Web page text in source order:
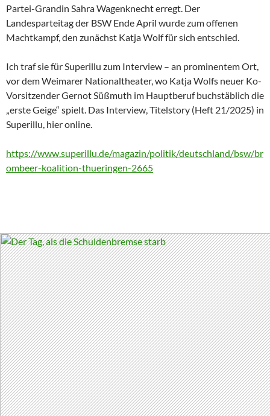
Partei-Grandin Sahra Wagenknecht erregt. Der
Landesparteitag der BSW Ende April wurde zum offenen
Machtkampf, den zunächst Katja Wolf für sich entschied.
Ich traf sie für Superillu zum Interview – an prominentem Ort,
vor dem Weimarer Nationaltheater, wo Katja Wolfs neuer Ko-
Vorsitzender Gernot Süßmuth im Hauptberuf buchstäblich die
„erste Geige“ spielt. Das Interview, Titelstory (Heft 21/2025) in
Superillu, hier online.
https://www.superillu.de/magazin/politik/deutschland/bsw/br
ombeer-koalition-thueringen-2665